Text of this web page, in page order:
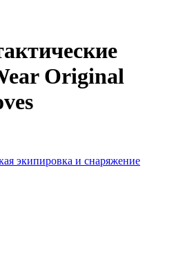
Original
экипировка и снаряжение